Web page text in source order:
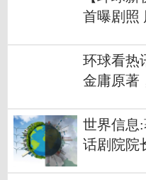
首曝剧照
环球看热
金庸原著
世界信息
话剧院院